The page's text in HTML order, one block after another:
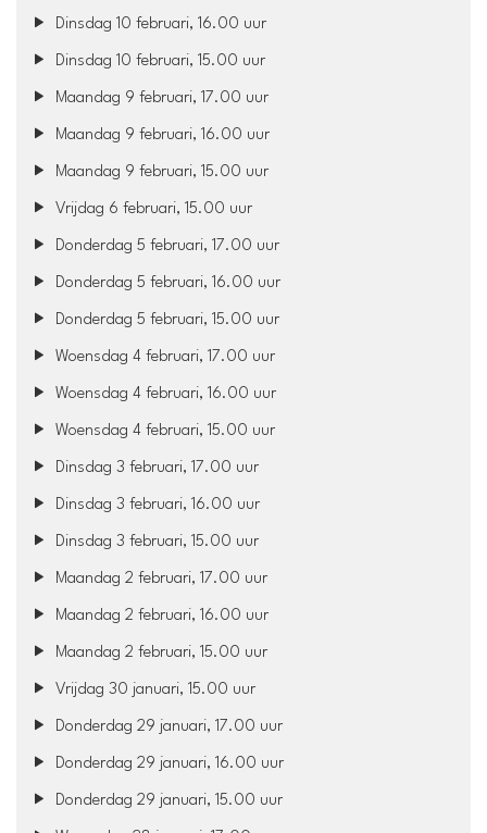
Dinsdag 10 februari, 16.00 uur
Dinsdag 10 februari, 15.00 uur
Maandag 9 februari, 17.00 uur
Maandag 9 februari, 16.00 uur
Maandag 9 februari, 15.00 uur
Vrijdag 6 februari, 15.00 uur
Donderdag 5 februari, 17.00 uur
Donderdag 5 februari, 16.00 uur
Donderdag 5 februari, 15.00 uur
Woensdag 4 februari, 17.00 uur
Woensdag 4 februari, 16.00 uur
Woensdag 4 februari, 15.00 uur
Dinsdag 3 februari, 17.00 uur
Dinsdag 3 februari, 16.00 uur
Dinsdag 3 februari, 15.00 uur
Maandag 2 februari, 17.00 uur
Maandag 2 februari, 16.00 uur
Maandag 2 februari, 15.00 uur
Vrijdag 30 januari, 15.00 uur
Donderdag 29 januari, 17.00 uur
Donderdag 29 januari, 16.00 uur
Donderdag 29 januari, 15.00 uur